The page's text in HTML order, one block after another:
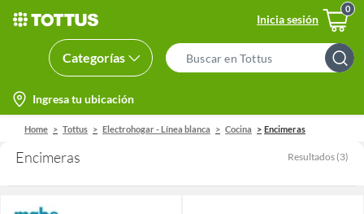
Inicia sesión
Categorías
Search
Bar
location-
icon
Ingresa tu ubicación
Home Tottus Electrohogar - Línea blanca Cocina Encimeras
Encimeras Resultados (3)